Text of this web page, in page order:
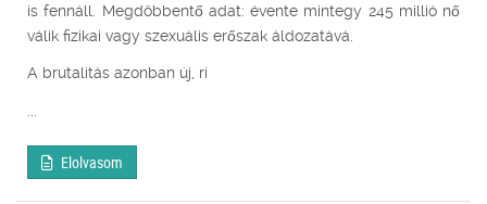
is fennáll. Megdöbbentő adat: évente mintegy 245 millió nő
válik fizikai vagy szexuális erőszak áldozatává.
A brutalitás azonban új, ri
Elolvasom